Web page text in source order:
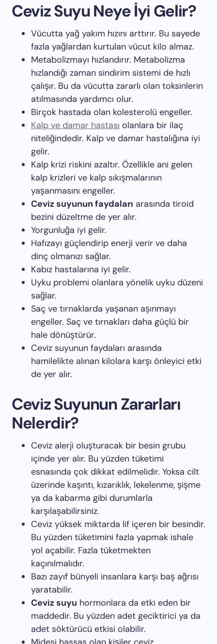
Ceviz Suyu Neye İyi Gelir?
Vücutta yağ yakım hızını arttırır. Bu sayede
fazla yağlardan kurtulan vücut kilo almaz.
Metabolizmayı hızlandırır. Metabolizma
hızlandığı zaman sindirim sistemi de hızlı
çalışır. Bu da vücutta zararlı olan toksinlerin
atılmasında yardımcı olur.
Birçok hastada olan kolesterolü engeller.
Kalp ve damar hastası olanlara bir ilaç
niteliğindedir. Kalp ve damar hastalığına iyi
gelir.
Kalp krizi riskini azaltır. Özellikle ani gelen
kalp krizleri ve kalp sıkışmalarının
yaşanmasını engeller.
Ceviz suyunun faydaları arasında tiroid
bezini düzeltme de yer alır.
Yorgunluğa iyi gelir.
Hafızayı güçlendirip enerji verir ve daha
dinç olmanızı sağlar.
Kabız hastalarına iyi gelir.
Uyku problemi olanlara yönelik uyku düzeni
sağlar.
Saç ve tırnaklarda yaşanan aşınmayı
engeller. Saç ve tırnakları daha güçlü bir
hale dönüştürür.
Ceviz suyunun faydaları arasında
hamilelikte alınan kilolara karşı önleyici etki
de yer alır.
Ceviz Suyunun Zararları
Nelerdir?
Ceviz alerji oluşturacak bir besin grubu
içinde yer alır. Bu yüzden tüketimi
esnasında çok dikkat edilmelidir. Yoksa cilt
üzerinde kaşıntı, kızarıklık, lekelenme, şişme
ya da kabarma gibi durumlarla
karşılaşabilirsiniz.
Ceviz yüksek miktarda lif içeren bir besindir.
Bu yüzden tüketimini fazla yapmak ishale
yol açabilir. Fazla tüketmekten
kaçınılmalıdır.
Bazı zayıf bünyeli insanlara karşı baş ağrısı
yaratabilir.
Ceviz suyu hormonlara da etki eden bir
maddedir. Bu yüzden adet geciktirici ya da
adet söktürücü etkisi olabilir.